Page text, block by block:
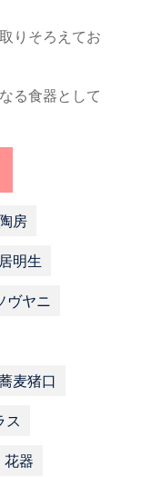
りそろえてお
る食器として
房
明生
ヴヤニ
麦猪口
ス
花器